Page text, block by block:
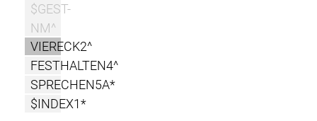
$GEST-
NM^
VIERECK2^
FESTHALTEN4^
SPRECHEN5A*
$INDEX1*